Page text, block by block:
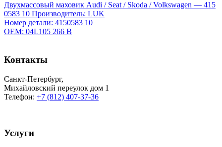
Двухмассовый маховик Audi / Seat / Skoda / Volkswagen — 415
0583 10 Производитель: LUK
Номер детали: 4150583 10
OEM: 04L105 266 B
Контакты
Санкт-Петербург,
Михайловский переулок дом 1
Телефон: +7 (812) 407-37-36
Услуги